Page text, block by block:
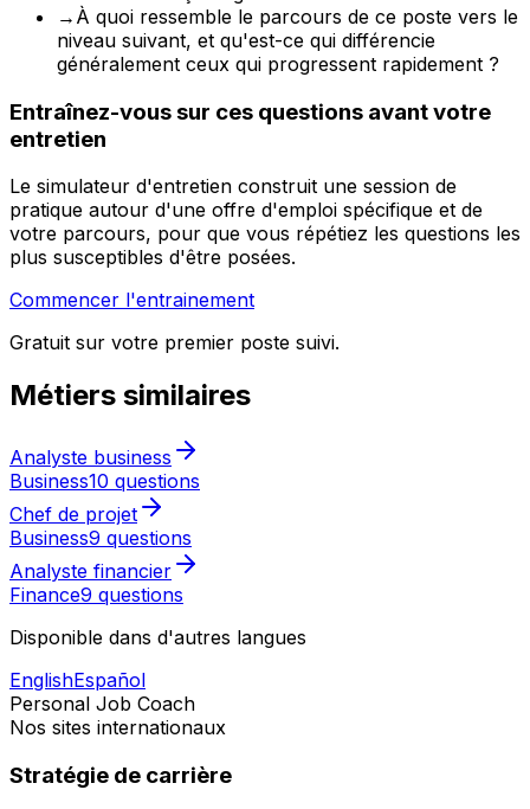
→ À quoi ressemble le parcours de ce poste vers le
niveau suivant, et qu'est-ce qui différencie
généralement ceux qui progressent rapidement ?
Entraînez-vous sur ces questions avant votre
entretien
Le simulateur d'entretien construit une session de
pratique autour d'une offre d'emploi spécifique et de
votre parcours, pour que vous répétiez les questions les
plus susceptibles d'être posées.
Commencer l'entrainement
Gratuit sur votre premier poste suivi.
Métiers similaires
Analyste business
Business10 questions
Chef de projet
Business9 questions
Analyste financier
Finance9 questions
Disponible dans d'autres langues
EnglishEspañol
Personal Job Coach
Nos sites internationaux
Stratégie de carrière